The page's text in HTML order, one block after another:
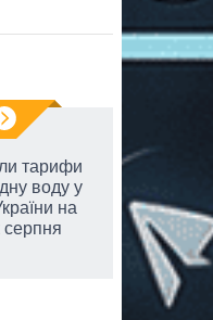
тарифи
воду у
на
серпня